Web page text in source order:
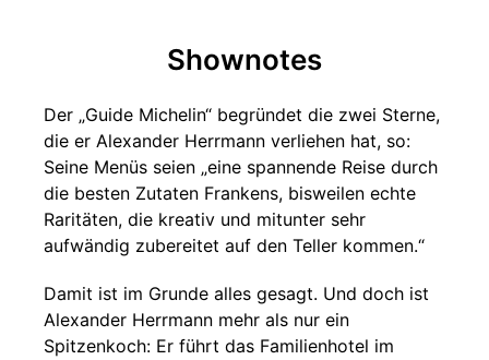
Shownotes
Der „Guide Michelin“ begründet die zwei Sterne,
die er Alexander Herrmann verliehen hat, so:
Seine Menüs seien „eine spannende Reise durch
die besten Zutaten Frankens, bisweilen echte
Raritäten, die kreativ und mitunter sehr
aufwändig zubereitet auf den Teller kommen.“
Damit ist im Grunde alles gesagt. Und doch ist
Alexander Herrmann mehr als nur ein
Spitzenkoch: Er führt das Familienhotel im